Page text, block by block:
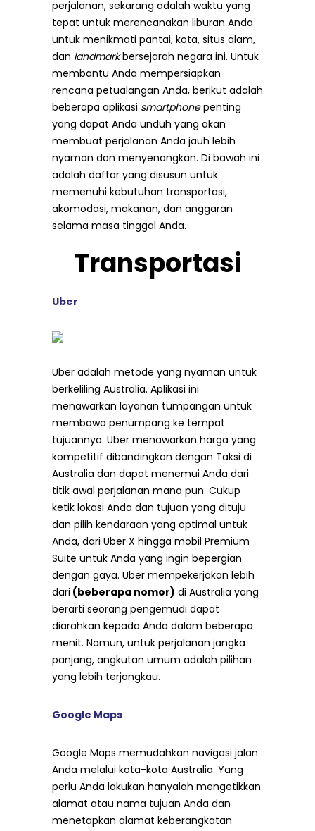
perjalanan, sekarang adalah waktu yang
tepat untuk merencanakan liburan Anda
untuk menikmati pantai, kota, situs alam,
dan landmarkbersejarah negara ini. Untuk
membantu Anda mempersiapkan
rencana petualangan Anda, berikut adalah
beberapa aplikasi smartphonepenting
yang dapat Anda unduh yang akan
membuat perjalanan Anda jauh lebih
nyaman dan menyenangkan. Di bawah ini
adalah daftar yang disusun untuk
memenuhi kebutuhan transportasi,
akomodasi, makanan, dan anggaran
selama masa tinggal Anda.
Transportasi
Uber
Uber adalah metode yang nyaman untuk
berkeliling Australia. Aplikasi ini
menawarkan layanan tumpangan untuk
membawa penumpang ke tempat
tujuannya. Uber menawarkan harga yang
kompetitif dibandingkan dengan Taksi di
Australia dan dapat menemui Anda dari
titik awal perjalanan mana pun. Cukup
ketik lokasi Anda dan tujuan yang dituju
dan pilih kendaraan yang optimal untuk
Anda, dari Uber X hingga mobil Premium
Suite untuk Anda yang ingin bepergian
dengan gaya. Uber mempekerjakan lebih
dari (beberapa nomor) di Australia yang
berarti seorang pengemudi dapat
diarahkan kepada Anda dalam beberapa
menit. Namun, untuk perjalanan jangka
panjang, angkutan umum adalah pilihan
yang lebih terjangkau.
Google Maps
Google Maps memudahkan navigasi jalan
Anda melalui kota-kota Australia. Yang
perlu Anda lakukan hanyalah mengetikkan
alamat atau nama tujuan Anda dan
menetapkan alamat keberangkatan